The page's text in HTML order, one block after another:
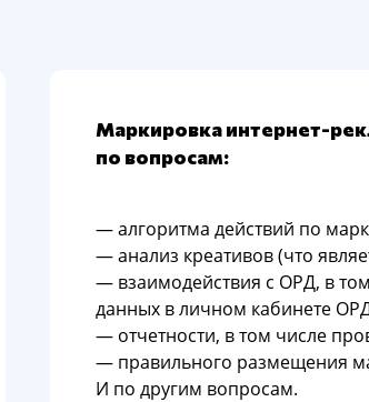
Маркировка интернет-
по вопросам:
— алгоритма действий по
— анализ креативов (что
— взаимодействия с ОРД, в
данных в личном кабинете
— отчетности, в том числе
— правильного размещения
И по другим вопросам.